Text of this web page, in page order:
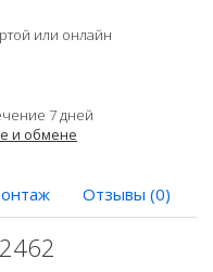
или онлайн
7 дней
и обмене
Отзывы (0)